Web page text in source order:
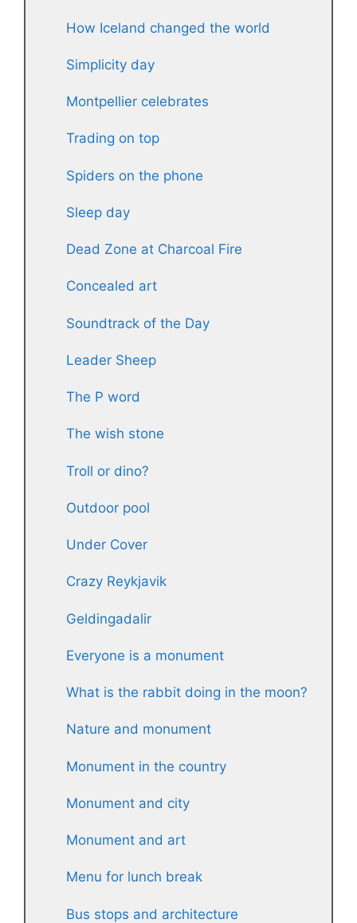
How Iceland changed the world
Simplicity day
Montpellier celebrates
Trading on top
Spiders on the phone
Sleep day
Dead Zone at Charcoal Fire
Concealed art
Soundtrack of the Day
Leader Sheep
The P word
The wish stone
Troll or dino?
Outdoor pool
Under Cover
Crazy Reykjavik
Geldingadalir
Everyone is a monument
What is the rabbit doing in the moon?
Nature and monument
Monument in the country
Monument and city
Monument and art
Menu for lunch break
Bus stops and architecture